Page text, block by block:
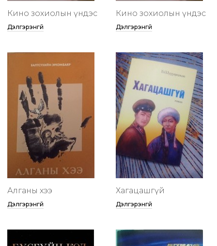
Кино зохиолын үндэс
Дэлгэрэнгүй
Кино зохиолын үндэс
Дэлгэрэнгүй
Алганы хээ
Дэлгэрэнгүй
Хагацашгүй
Дэлгэрэнгүй